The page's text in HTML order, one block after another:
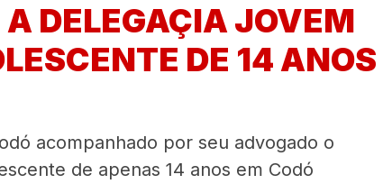
DELEGAÇIA JOVEM
DE 14 ANOS
acompanhado por seu advogado o
de apenas 14 anos em Codó